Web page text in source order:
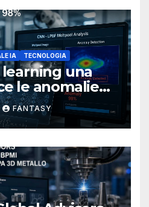
IA TECNOLOGIA
learning una
le anomalie
FANTASY